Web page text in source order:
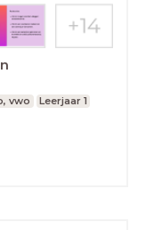
vwo Leerjaar 1